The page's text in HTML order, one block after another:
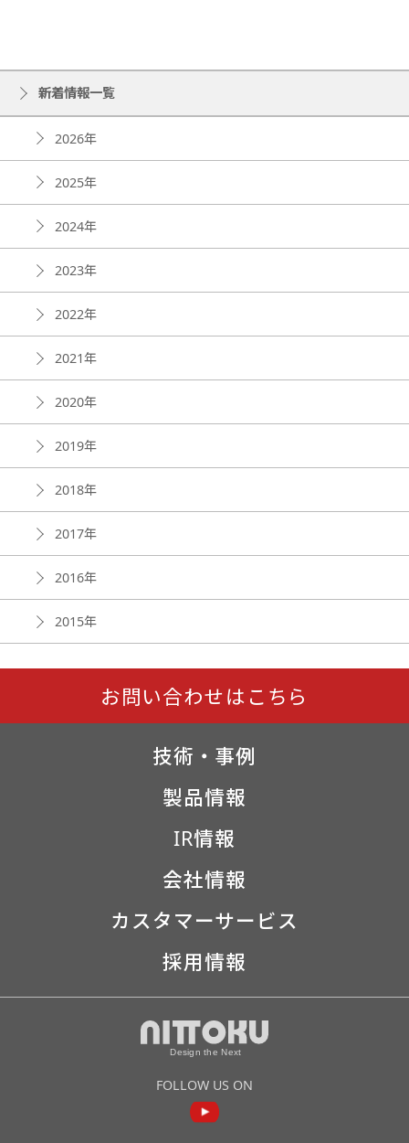
新着情報一覧
2026年
2025年
2024年
2023年
2022年
2021年
2020年
2019年
2018年
2017年
2016年
2015年
お問い合わせはこちら
技術・事例
製品情報
IR情報
会社情報
カスタマーサービス
採用情報
FOLLOW US ON